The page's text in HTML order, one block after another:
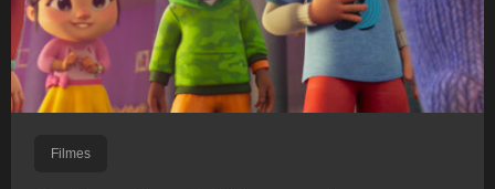
Filmes